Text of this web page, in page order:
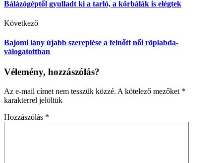
Bálázógéptől gyulladt ki a tarló, a körbálák is elégtek
Következő
Bajomi lány újabb szereplése a felnőtt női röplabda-
válogatottban
Vélemény, hozzászólás?
Az e-mail címet nem tesszük közzé. A kötelező mezőket *
karakterrel jelöltük
Hozzászólás *